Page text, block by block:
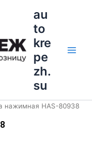
au
to
kre
pe
zh.
su
нажимная HAS-80938